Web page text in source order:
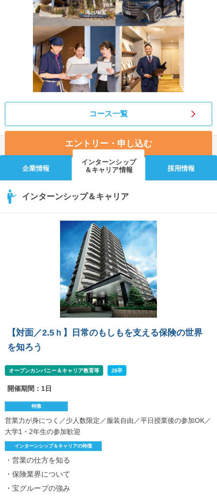
就活ニュースペーパー
就活時事ニュースを更新
よくある質問
不明点があればこちら
コース一覧
エントリー・申し込む
企業情報
インターンシップ
＆キャリア情報
採用情報
インターンシップ＆キャリア
【対面／2.5ｈ】日常のもしもを支える保険の世界
を知ろう
オープンカンパニー＆キャリア教育等 28卒
開催期間：1日
特徴
営業力が身につく／少人数限定／服装自由／平日授業後の参加OK／
大学1・2年生の参加歓迎
インターンシップ＆キャリアの特徴
・営業の仕方を知る
・保険業界について
・宝グループの強み